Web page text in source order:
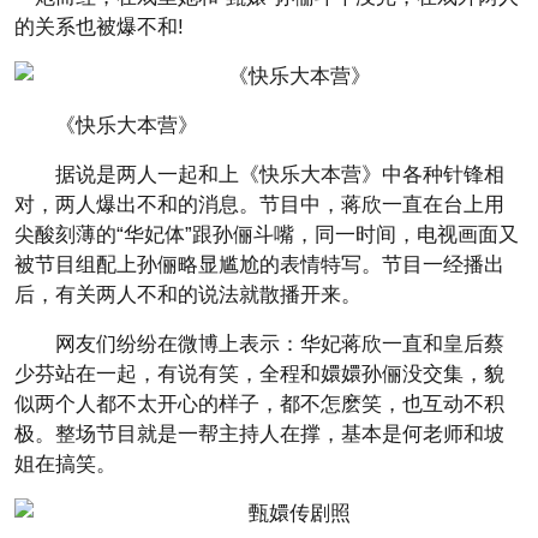
的关系也被爆不和!
《快乐大本营》
据说是两人一起和上《快乐大本营》中各种针锋相
对，两人爆出不和的消息。节目中，蒋欣一直在台上用
尖酸刻薄的“华妃体”跟孙俪斗嘴，同一时间，电视画面又
被节目组配上孙俪略显尴尬的表情特写。节目一经播出
后，有关两人不和的说法就散播开来。
网友们纷纷在微博上表示：华妃蒋欣一直和皇后蔡
少芬站在一起，有说有笑，全程和嬛嬛孙俪没交集，貌
似两个人都不太开心的样子，都不怎麽笑，也互动不积
极。整场节目就是一帮主持人在撑，基本是何老师和坡
姐在搞笑。